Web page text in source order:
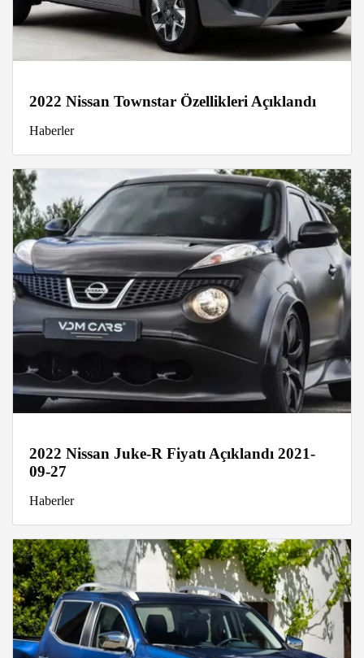
2022 Nissan Townstar Özellikleri Açıklandı
Haberler
2022 Nissan Juke-R Fiyatı Açıklandı 2021-
09-27
Haberler